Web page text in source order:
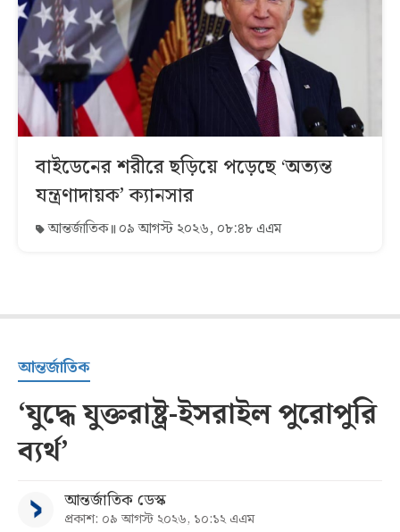
বাইডেনের শরীরে ছড়িয়ে পড়েছে ‘অত্যন্ত
যন্ত্রণাদায়ক’ ক্যানসার
আন্তর্জাতিক ০৯ আগস্ট ২০২৬, ০৮:৪৮ এএম
আন্তর্জাতিক
‘যুদ্ধে যুক্তরাষ্ট্র-ইসরাইল পুরোপুরি
ব্যর্থ’
আন্তর্জাতিক ডেস্ক
প্রকাশ: ০৯ আগস্ট ২০২৬, ১০:১২ এএম